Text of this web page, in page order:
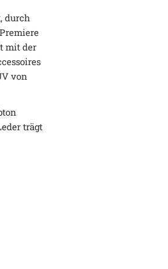
durch
mit der
von
trägt